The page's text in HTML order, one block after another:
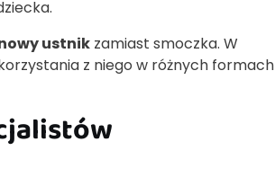
ustnik zamiast smoczka. W
z niego w różnych formach